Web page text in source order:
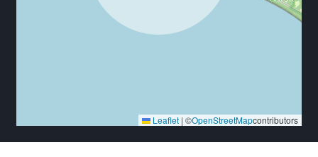
- das mittelalterliche Dorf Massa Marittima (42 km)
repräsentativsten Beispiele der Zisterzienser-Gotik
in Italien, berühmt für das Fehlen des Daches und für
das "Schwert im Felsen";
Leaflet | ©OpenStreetMapcontributors